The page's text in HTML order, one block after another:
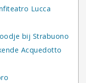
Lucca
bij Strabuono
Acquedotto